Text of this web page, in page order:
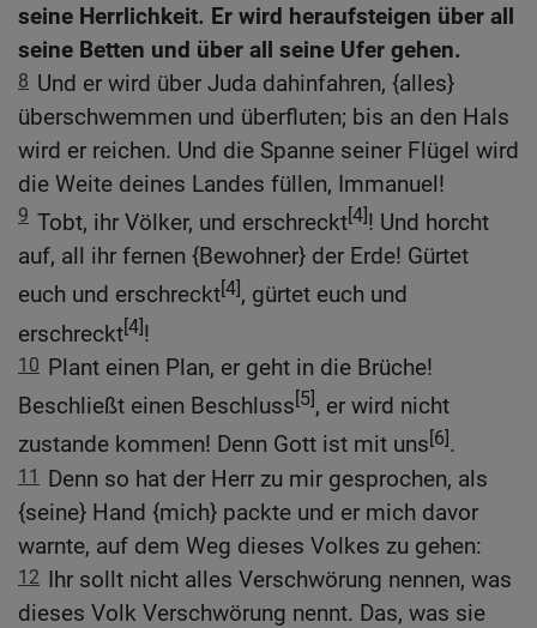
seine Herrlichkeit. Er wird heraufsteigen über all
seine Betten und über all seine Ufer gehen.
8 Und er wird über Juda dahinfahren, {alles}
überschwemmen und überfluten; bis an den Hals
wird er reichen. Und die Spanne seiner Flügel wird
die Weite deines Landes füllen, Immanuel!
9 Tobt, ihr Völker, und erschreckt[4]! Und horcht
auf, all ihr fernen {Bewohner} der Erde! Gürtet
euch und erschreckt[4], gürtet euch und
erschreckt[4]!
10 Plant einen Plan, er geht in die Brüche!
Beschließt einen Beschluss[5], er wird nicht
zustande kommen! Denn Gott ist mit uns[6].
11 Denn so hat der Herr zu mir gesprochen, als
{seine} Hand {mich} packte und er mich davor
warnte, auf dem Weg dieses Volkes zu gehen:
12 Ihr sollt nicht alles Verschwörung nennen, was
dieses Volk Verschwörung nennt. Das, was sie